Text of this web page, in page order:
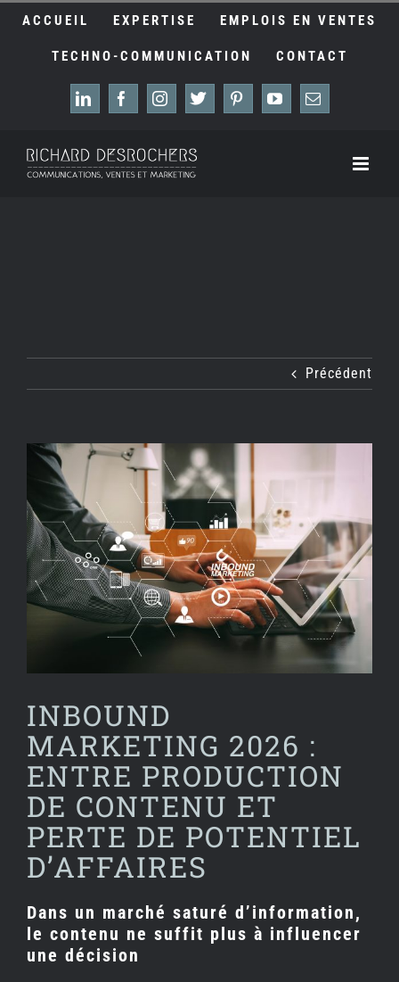
ACCUEIL EXPERTISE EMPLOIS EN VENTES
TECHNO-COMMUNICATION CONTACT
LinkedInFacebook
Instagram
X Pinterest
YouTube
Email
Précédent
Voir
l'image
agrandie
INBOUND
MARKETING 2026 :
ENTRE PRODUCTION
DE CONTENU ET
PERTE DE POTENTIEL
D’AFFAIRES
Dans un marché saturé d’information,
le contenu ne suffit plus à influencer
une décision